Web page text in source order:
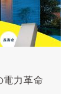
電力革命